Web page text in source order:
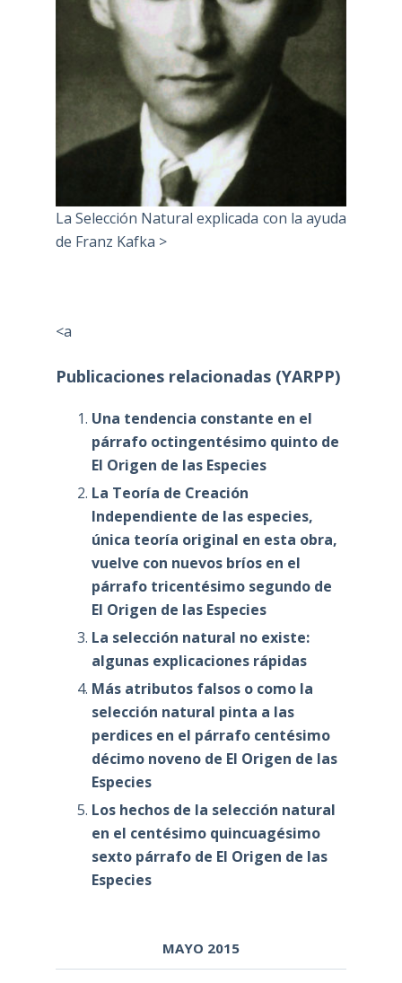
La Selección Natural explicada con la ayuda
de Franz Kafka >
<a
Publicaciones relacionadas (YARPP)
Una tendencia constante en el
párrafo octingentésimo quinto de
El Origen de las Especies
La Teoría de Creación
Independiente de las especies,
única teoría original en esta obra,
vuelve con nuevos bríos en el
párrafo tricentésimo segundo de
El Origen de las Especies
La selección natural no existe:
algunas explicaciones rápidas
Más atributos falsos o como la
selección natural pinta a las
perdices en el párrafo centésimo
décimo noveno de El Origen de las
Especies
Los hechos de la selección natural
en el centésimo quincuagésimo
sexto párrafo de El Origen de las
Especies
MAYO 2015